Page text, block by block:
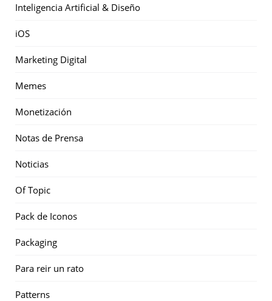
Inteligencia Artificial & Diseño
iOS
Marketing Digital
Memes
Monetización
Notas de Prensa
Noticias
Of Topic
Pack de Iconos
Packaging
Para reir un rato
Patterns